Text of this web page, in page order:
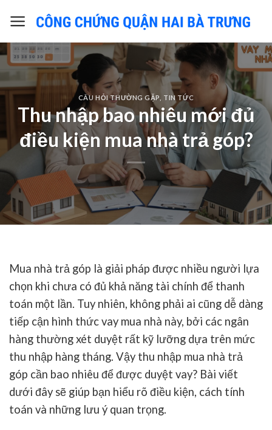
CÂU HỎI THƯỜNG GẶP TIN TỨC
Thu nhập bao nhiêu mới đủ
điều kiện mua nhà trả góp?
Mua nhà trả góp là giải pháp được nhiều người lựa
chọn khi chưa có đủ khả năng tài chính để thanh
toán một lần. Tuy nhiên, không phải ai cũng dễ dàng
tiếp cận hình thức vay mua nhà này, bởi các ngân
hàng thường xét duyệt rất kỹ lưỡng dựa trên mức
thu nhập hàng tháng. Vậy thu nhập mua nhà trả
góp cần bao nhiêu để được duyệt vay? Bài viết
dưới đây sẽ giúp bạn hiểu rõ điều kiện, cách tính
toán và những lưu ý quan trọng.